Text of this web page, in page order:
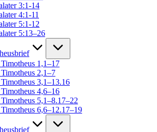
3:1-14
4:1-11
5:1-12
5:13–26
1,1–17
2,1–7
3,1–13.16
4,6–16
5,1–8.17–22
Timotheus 6,6–12.17–19